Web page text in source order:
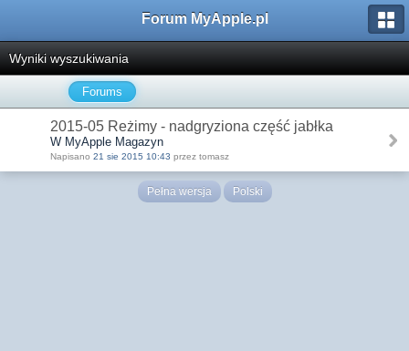
Forum MyApple.pl
Wyniki wyszukiwania
Forums
2015-05 Reżimy - nadgryziona część jabłka
W MyApple Magazyn
Napisano 21 sie 2015 10:43 przez tomasz
Pełna wersja Polski